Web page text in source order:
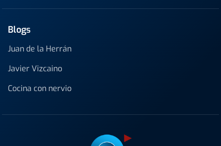
Blogs
Juan de la Herrán
Javier Vizcaino
Cocina con nervio